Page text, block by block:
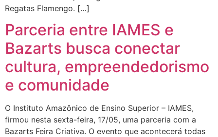
Regatas Flamengo. […]
Parceria entre IAMES e
Bazarts busca conectar
cultura, empreendedorismo
e comunidade
O Instituto Amazônico de Ensino Superior – IAMES,
firmou nesta sexta-feira, 17/05, uma parceria com a
Bazarts Feira Criativa. O evento que acontecerá todas